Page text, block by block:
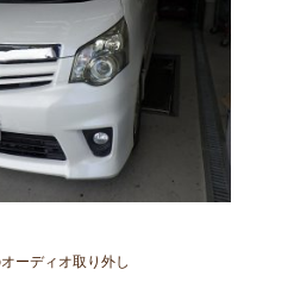
ーディオ取り外し